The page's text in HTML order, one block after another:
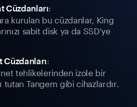
Cüzdanları:
kurulan bu cüzdanlar, King
sabit disk ya da SSD'ye
Cüzdanları:
tehlikelerinden izole bir
tutan Tangem gibi cihazlardır.